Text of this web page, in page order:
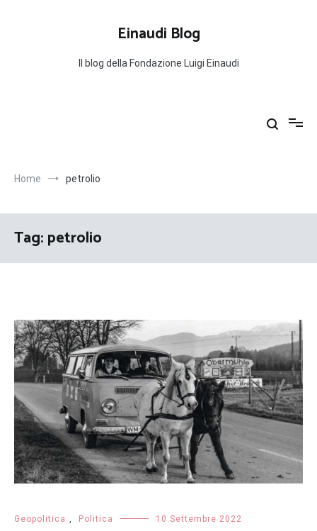
Einaudi Blog
Il blog della Fondazione Luigi Einaudi
Home petrolio
Tag:petrolio
Geopolitica Politica 10 Settembre 2022